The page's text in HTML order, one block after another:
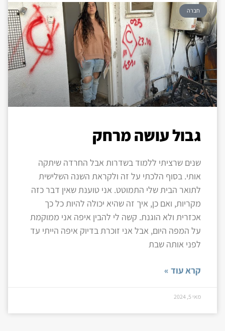
חברה
גבול עושה מרחק
שנים שרציתי ללמוד בשדרות אבל החרדה שיתקה
אותי. בסוף הלכתי על זה ולקראת השנה השלישית
לתואר הבית שלי התמוטט. אני טוענת שאין דבר כזה
מקריות, ואם כן, איך זה שהיא יכולה להיות כל כך
אכזרית ולא הוגנת. קשה לי להבין איפה אני ממוקמת
על המפה היום, אבל אני זוכרת בדיוק איפה הייתי עד
לפני אותה שבת
קרא עוד »
מאי 5, 2024